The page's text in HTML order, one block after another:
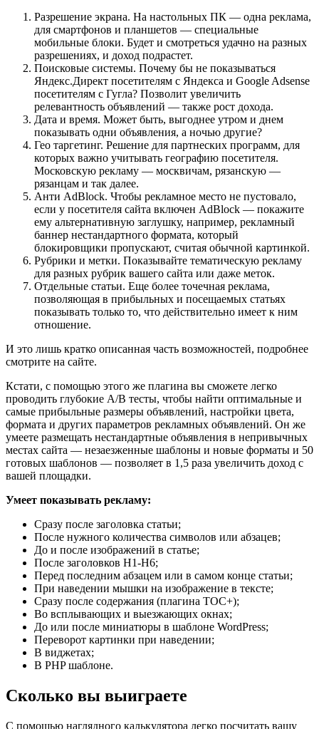
Разрешение экрана. На настольных ПК — одна реклама,
для смартфонов и планшетов — специальные
мобильные блоки. Будет и смотреться удачно на разных
разрешениях, и доход подрастет.
Поисковые системы. Почему бы не показываться
Яндекс.Директ посетителям с Яндекса и Google Adsense
посетителям с Гугла? Позволит увеличить
релевантность объявлений — также рост дохода.
Дата и время. Может быть, выгоднее утром и днем
показывать одни объявления, а ночью другие?
Гео таргетинг. Решение для партнеских программ, для
которых важно учитывать географию посетителя.
Московскую рекламу — москвичам, рязанскую —
рязанцам и так далее.
Анти AdBlock. Чтобы рекламное место не пустовало,
если у посетителя сайта включен AdBlock — покажите
ему альтернативную заглушку, например, рекламный
баннер нестандартного формата, который
блокировщики пропускают, считая обычной картинкой.
Рубрики и метки. Показывайте тематическую рекламу
для разных рубрик вашего сайта или даже меток.
Отдельные статьи. Еще более точечная реклама,
позволяющая в прибыльных и посещаемых статьях
показывать только то, что действительно имеет к ним
отношение.
И это лишь кратко описанная часть возможностей, подробнее
смотрите на сайте.
Кстати, с помощью этого же плагина вы сможете легко
проводить глубокие А/В тесты, чтобы найти оптимальные и
самые прибыльные размеры объявлений, настройки цвета,
формата и других параметров рекламных объявлений. Он же
умеете размещать нестандартные объявления в непривычных
местах сайта — незаезженные шаблоны и новые форматы и 50
готовых шаблонов — позволяет в 1,5 раза увеличить доход с
вашей площадки.
Умеет показывать рекламу:
Сразу после заголовка статьи;
После нужного количества символов или абзацев;
До и после изображений в статье;
После заголовков Н1-Н6;
Перед последним абзацем или в самом конце статьи;
При наведении мышки на изображение в тексте;
Сразу после содержания (плагина ТОС+);
Во всплывающих и выезжающих окнах;
До или после миниатюры в шаблоне WordPress;
Переворот картинки при наведении;
В виджетах;
В PHP шаблоне.
Сколько вы выиграете
С помощью наглядного калькулятора легко посчитать вашу